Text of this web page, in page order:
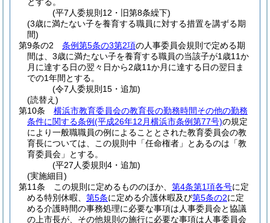
(平7人委規則12・旧第8条繰下)
(3歳に満たない子を養育する職員に対する措置を講ずる期
間)
第9条の2
条例第5条の3第2項の人事委員会規則で定める期
間は、3歳に満たない子を養育する職員の当該子が1歳11か
月に達する日の翌々日から2歳11か月に達する日の翌日ま
での1年間とする。
(令7人委規則15・追加)
(読替え)
第10条
横浜市教育委員会の教育長の勤務時間その他の勤務
条件に関する条例(平成26年12月横浜市条例第77号)の規定
により一般職職員の例によることとされた教育委員会の教
育長については、この規則中「任命権者」とあるのは「教
育委員会」とする。
(平27人委規則4・追加)
(実施細目)
第11条
この規則に定めるもののほか、 第4条第1項各号に定
める特別休暇、 第5条に定める介護休暇及び第5条の2に定
める介護時間の事務処理に必要な事項は人事委員会と協議
の上市長が、その他規則の施行に必要な事項は人事委員会